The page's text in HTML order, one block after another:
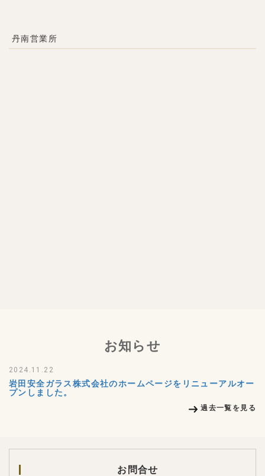
丹南営業所
お知らせ
2024.11.22
岩田安全ガラス株式会社のホームページをリニューアルオー
プンしました。
過去一覧を見る
お問合せ